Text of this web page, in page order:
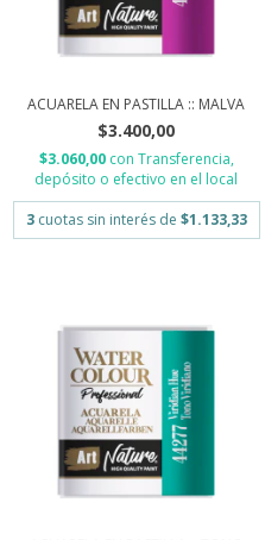
ACUARELA EN PASTILLA :: MALVA
$3.400,00
$3.060,00 con Transferencia,
depósito o efectivo en el local
3 cuotas sin interés de $1.133,33